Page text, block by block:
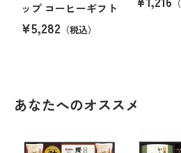
ップ コーヒーギフト
¥5,282 （税込）
あなたへのオススメ